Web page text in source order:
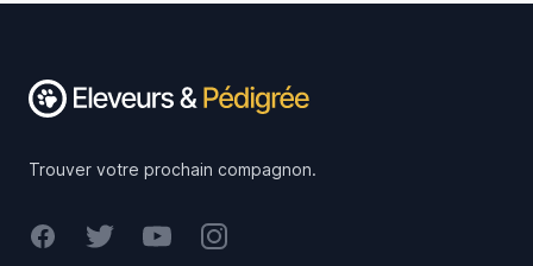
Trouver votre prochain compagnon.
FacebookTwitterYoutubeInstagram